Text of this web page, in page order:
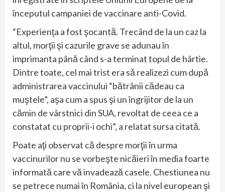
începutul campaniei de vaccinare anti-Covid.
“Experienţa a fost şocantă. Trecând de la un caz la
altul, morţii şi cazurile grave se adunau în
imprimanta până când s-a terminat topul de hârtie.
Dintre toate, cel mai trist era să realizezi cum după
administrarea vaccinului “bătrânii cădeau ca
muştele”, aşa cum a spus şi un îngrijitor de la un
cămin de vârstnici din SUA, revoltat de ceea ce a
constatat cu proprii-i ochi”, a relatat sursa citată.
Poate aţi observat că despre morţii în urma
vaccinurilor nu se vorbeşte nicăieri în media foarte
informată care vă invadează casele. Chestiunea nu
se petrece numai în România, ci la nivel european şi